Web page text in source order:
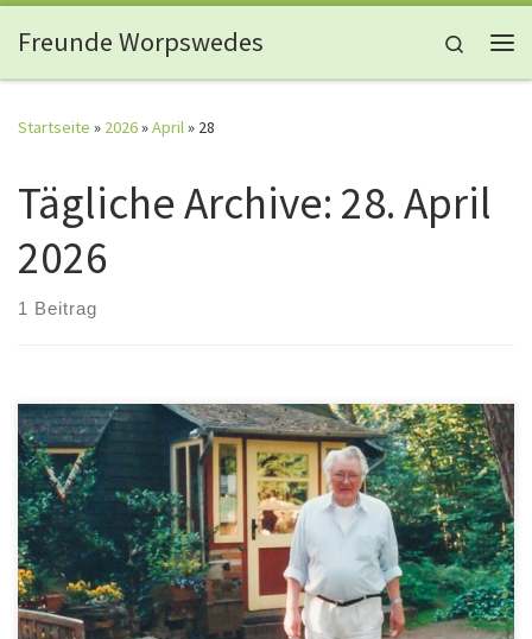
Zum Inhalt springen
Freunde Worpswedes
Search
Startseite » 2026»April» 28
Tägliche Archive: 28. April
2026
1 Beitrag
Es sind nur wenige Persönlichkeiten, die den Verein der „Freunde
Worpswedes“ nachhaltig geprägt haben: Heinrich Vogeler als
Gründungsmitglied, Hans Hubert als langjähriger Fremdenverkehrs-
Beauftragter, das Ehepaar Netzel und Peter Elze. Elze, der noch
zu Lebzeiten zum bisher einzigen Ehrenvorsitzenden des 1903
gegründeten Vereins gewählt wurde, ist am 4. Dezember 2025 im
[…]